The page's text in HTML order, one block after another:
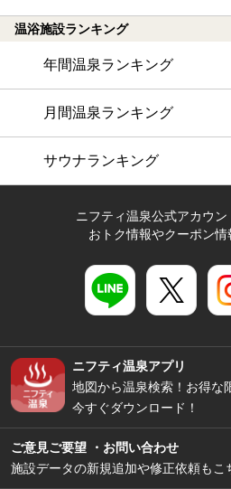
温浴施設ランキング
年間温泉ランキング
月間温泉ランキング
サウナランキング
ニフティ温泉公式アカウ
おトク情報やクーポン情
ニフティ温泉アプリ
地図から温泉検索！お得な
今すぐダウンロード！
ご意見ご要望 ・お問い合わせ
施設データの新規追加や修正依頼もこ